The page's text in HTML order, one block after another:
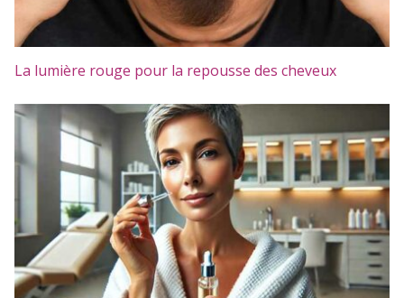
La lumière rouge pour la repousse des cheveux